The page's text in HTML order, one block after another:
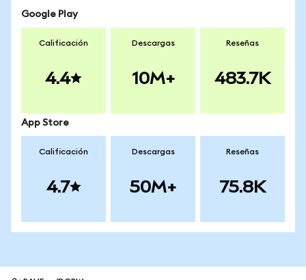
Google Play
Calificación
4.4
Descargas
10M+
Reseñas
483.7K
App Store
Calificación
4.7
Descargas
50M+
Reseñas
75.8K